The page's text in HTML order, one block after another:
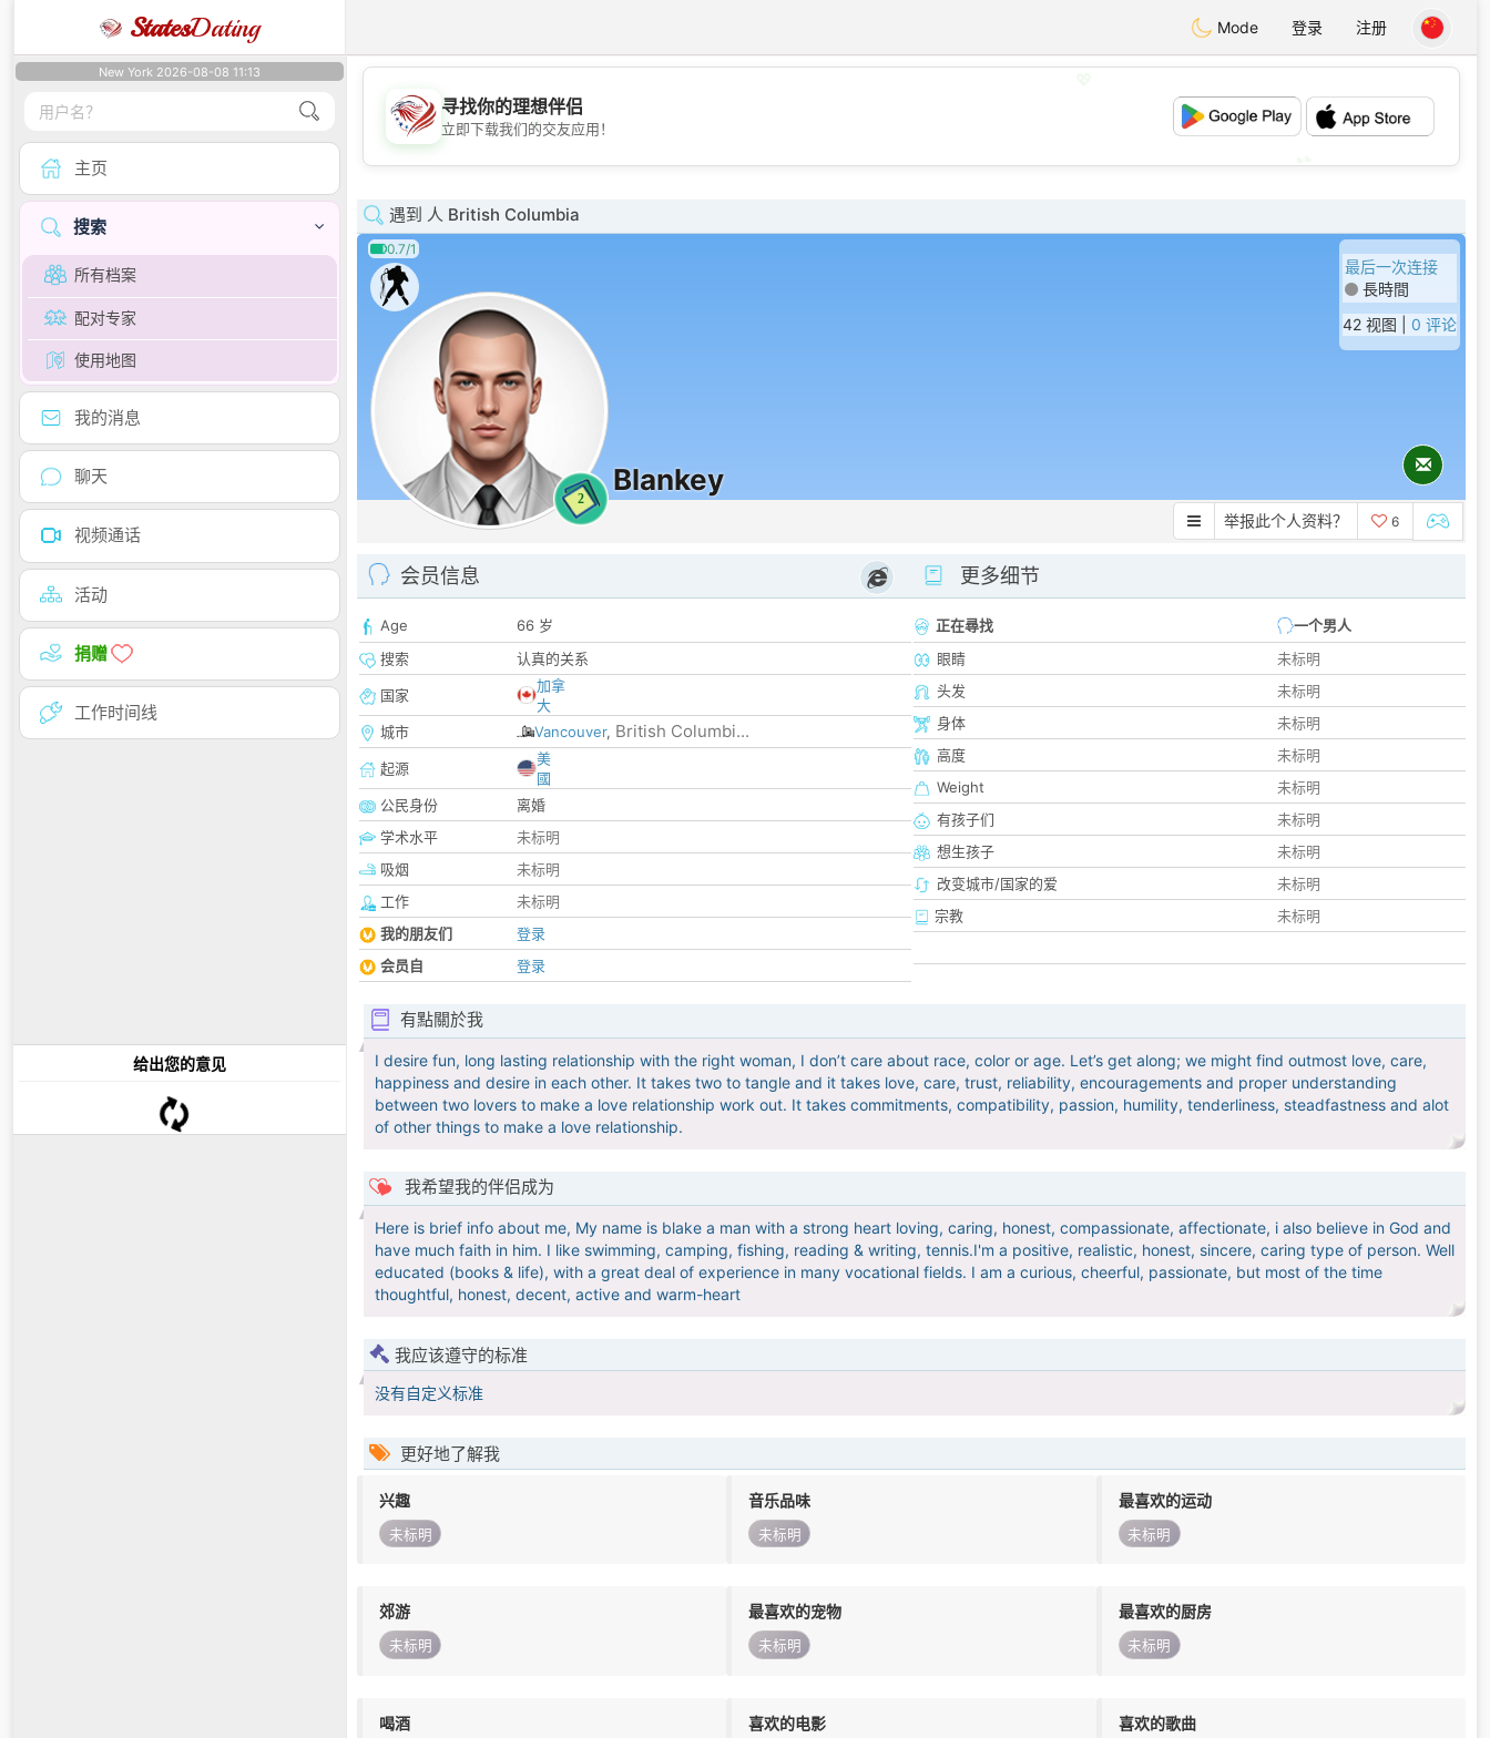
StatesDating Mode 登录 注册
New York 2026-08-08 11:13
主页
搜索
所有档案
配对专家
使用地图
我的消息
聊天
视频通话
活动
捐赠
工作时间线
给出您的意见
💖
💕
寻找你的理想伴侣
立即下载我们的交友应用！
遇到 人 British Columbia
0.7/1
2
Blankey
最后一次连接
長時間
42 视图 | 0 评论
举报此个人资料？ 6
会员信息
Age
66 岁
搜索
认真的关系
国家
加拿
大
城市
Vancouver, British Columbi...
起源
美
國
公民身份
离婚
学术水平
未标明
吸烟
未标明
工作
未标明
我的朋友们
登录
会员自
登录
更多细节
正在尋找
一个男人
眼睛
未标明
头发
未标明
身体
未标明
高度
未标明
Weight
未标明
有孩子们
未标明
想生孩子
未标明
改变城市/国家的爱
未标明
宗教
未标明
有點關於我
I desire fun, long lasting relationship with the right woman, I don’t care about race, color or age. Let’s get along; we might find outmost love, care,
happiness and desire in each other. It takes two to tangle and it takes love, care, trust, reliability, encouragements and proper understanding
between two lovers to make a love relationship work out. It takes commitments, compatibility, passion, humility, tenderliness, steadfastness and alot
of other things to make a love relationship.
我希望我的伴侣成为
Here is brief info about me, My name is blake a man with a strong heart loving, caring, honest, compassionate, affectionate, i also believe in God and
have much faith in him. I like swimming, camping, fishing, reading & writing, tennis.I'm a positive, realistic, honest, sincere, caring type of person. Well
educated (books & life), with a great deal of experience in many vocational fields. I am a curious, cheerful, passionate, but most of the time
thoughtful, honest, decent, active and warm-heart
我应该遵守的标准
没有自定义标准
更好地了解我
兴趣
未标明
音乐品味
未标明
最喜欢的运动
未标明
郊游
未标明
最喜欢的宠物
未标明
最喜欢的厨房
未标明
喝酒 喜欢的电影 喜欢的歌曲